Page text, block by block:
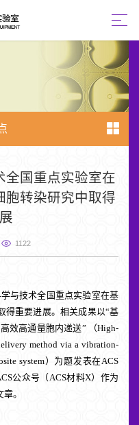
全国重点实验室在
胞转染研究中取得
1122
与技术全国重点实验室在基
得重要进展。 相关成果以“基
高效高通量胞内递送” （High-
method via a vibration-
system）为题发表在ACS
CS公众号（ACS材料X）作为
。